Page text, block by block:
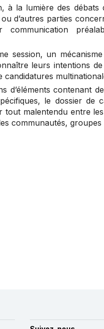
à la lumière des débats
d’autres parties
session, un
leurs intentions
candidatures
d’éléments contenant
le dossier de
tout malentendu entre
communautés, groupes